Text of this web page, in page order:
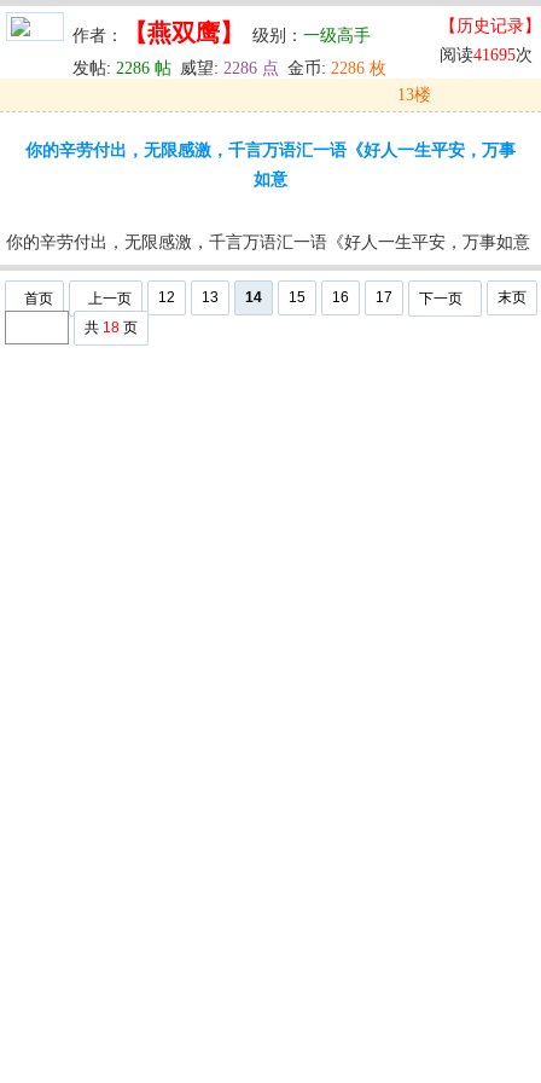
作者： 【燕双鹰】 级别： 一级高手
发帖: 2286 帖 威望: 2286 点 金币: 2286 枚
【历史记录】
阅读41695次
13楼
回复 u 编辑 u
你的辛劳付出，无限感激，千言万语汇一语《好人一生平安，万事
如意
你的辛劳付出，无限感激，千言万语汇一语《好人一生平安，万事如意
首页 上一页 12 13 14 15 16 17 下一页
末页
共 18 页